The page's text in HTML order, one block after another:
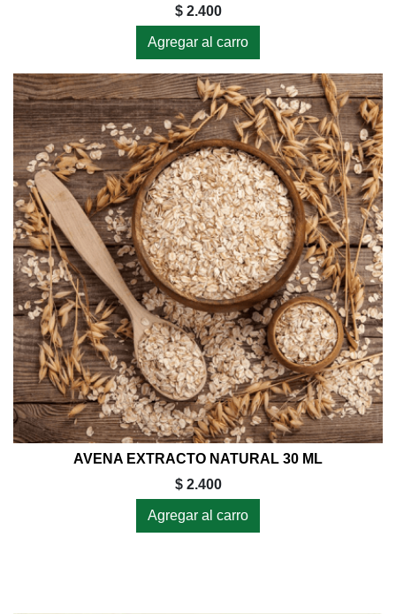
$ 2.400
Agregar al carro
AVENA EXTRACTO NATURAL 30 ML
$ 2.400
Agregar al carro